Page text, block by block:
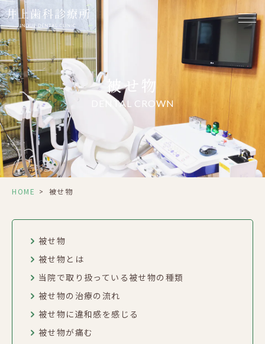
被せ物
DENTAL CROWN
HOME > 被せ物
被せ物
被せ物とは
当院で取り扱っている被せ物の種類
被せ物の治療の流れ
被せ物に違和感を感じる
被せ物が痛む